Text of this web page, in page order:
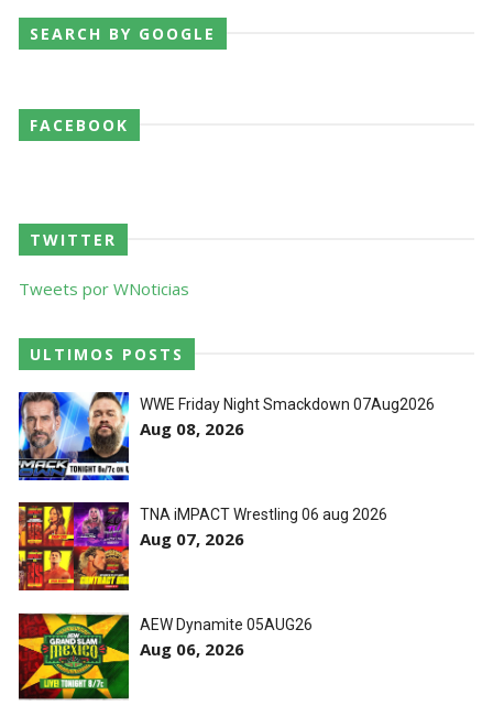
SEARCH BY GOOGLE
FACEBOOK
TWITTER
Tweets por WNoticias
ULTIMOS POSTS
WWE Friday Night Smackdown 07Aug2026
Aug 08, 2026
TNA iMPACT Wrestling 06 aug 2026
Aug 07, 2026
AEW Dynamite 05AUG26
Aug 06, 2026